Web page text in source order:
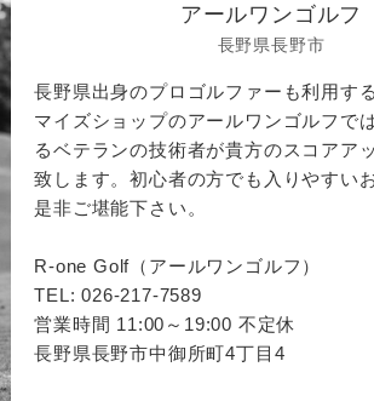
アールワンゴルフ
長野県長野市
長野県出身のプロゴルファーも利用す
マイズショップのアールワンゴルフで
るベテランの技術者が貴方のスコアア
致します。初心者の方でも入りやすい
是非ご堪能下さい。
R-one Golf（アールワンゴルフ）
TEL: 026-217-7589
営業時間 11:00～19:00 不定休
長野県長野市中御所町4丁目4